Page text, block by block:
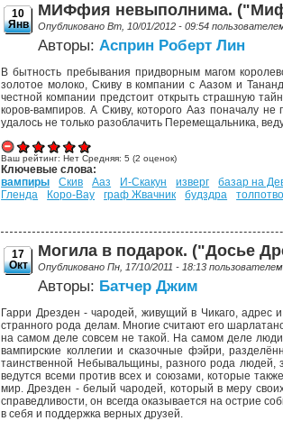
10
Янв
МИФфия невыполнима.
Опубликовано Вт, 10/01/2012 - 09:54
Авторы:Асприн Роберт Лин
В бытность пребывания придворным магом
золотое молоко, Скиву в компании с Аазом и
честной компании предстоит открыть страшную
коров-вампиров. А Скиву, которого Ааз поначалу
удалось не только разоблачить Перемещальника,
Ваш рейтинг:Нет Средняя:5 (2 оценок)
Ключевые слова:
вампиры
Скив Ааз И-Скакун изверг базар на
Гленда
Коро-Вау граф Жвачник будздра
17
Окт
Могила в подарок. ("Досье
Опубликовано Пн, 17/10/2011 - 18:13
Авторы: Батчер Джим
Гарри Дрезден - чародей, живущий в Чикаго, адрес
странного рода делам. Многие считают его
на самом деле совсем не такой. На самом деле
вампирские коллегии и сказочные фэйри,
таинственной Небывальщины, разного рода
ведутся всеми против всех и союзами, которые
мир. Дрезден - белый чародей, который в меру
справедливости, он всегда оказывается на острие
в себя и поддержка верных друзей.